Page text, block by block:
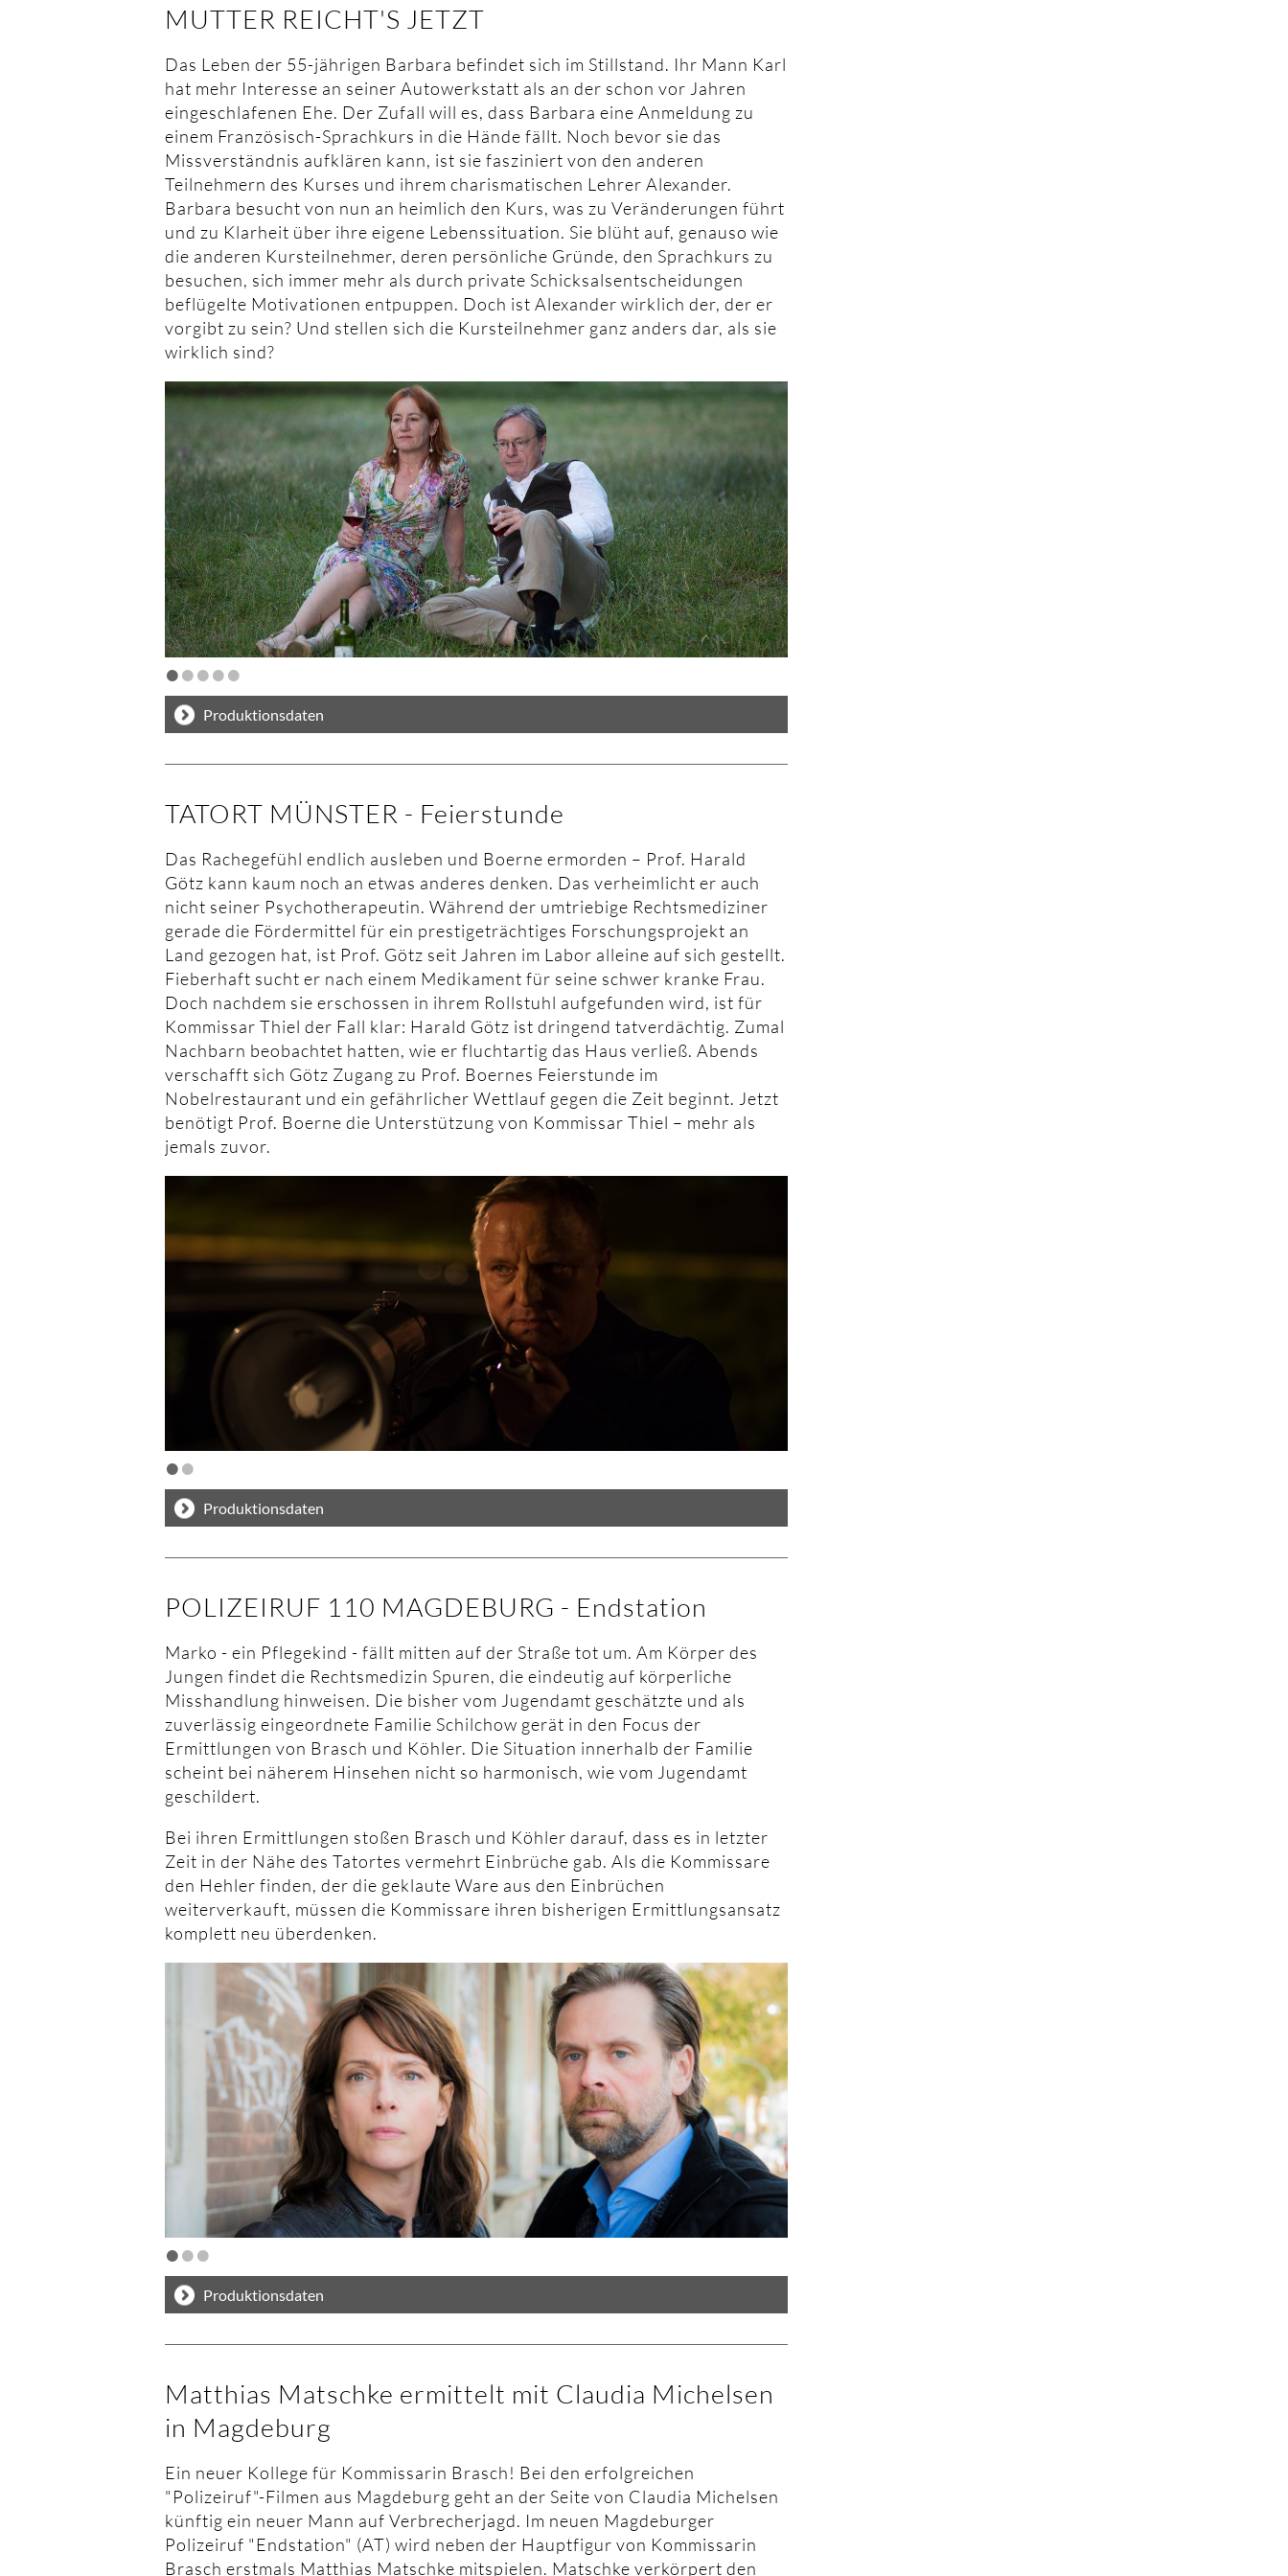
MUTTER REICHT'S JETZT
Das Leben der 55-jährigen Barbara befindet sich im Stillstand. Ihr Mann Karl
hat mehr Interesse an seiner Autowerkstatt als an der schon vor Jahren
eingeschlafenen Ehe. Der Zufall will es, dass Barbara eine Anmeldung zu
einem Französisch-Sprachkurs in die Hände fällt. Noch bevor sie das
Missverständnis aufklären kann, ist sie fasziniert von den anderen
Teilnehmern des Kurses und ihrem charismatischen Lehrer Alexander.
Barbara besucht von nun an heimlich den Kurs, was zu Veränderungen führt
und zu Klarheit über ihre eigene Lebenssituation. Sie blüht auf, genauso wie
die anderen Kursteilnehmer, deren persönliche Gründe, den Sprachkurs zu
besuchen, sich immer mehr als durch private Schicksalsentscheidungen
beflügelte Motivationen entpuppen. Doch ist Alexander wirklich der, der er
vorgibt zu sein? Und stellen sich die Kursteilnehmer ganz anders dar, als sie
wirklich sind?
•••••
Produktionsdaten
TATORT MÜNSTER - Feierstunde
Das Rachegefühl endlich ausleben und Boerne ermorden – Prof. Harald
Götz kann kaum noch an etwas anderes denken. Das verheimlicht er auch
nicht seiner Psychotherapeutin. Während der umtriebige Rechtsmediziner
gerade die Fördermittel für ein prestigeträchtiges Forschungsprojekt an
Land gezogen hat, ist Prof. Götz seit Jahren im Labor alleine auf sich gestellt.
Fieberhaft sucht er nach einem Medikament für seine schwer kranke Frau.
Doch nachdem sie erschossen in ihrem Rollstuhl aufgefunden wird, ist für
Kommissar Thiel der Fall klar: Harald Götz ist dringend tatverdächtig. Zumal
Nachbarn beobachtet hatten, wie er fluchtartig das Haus verließ. Abends
verschafft sich Götz Zugang zu Prof. Boernes Feierstunde im
Nobelrestaurant und ein gefährlicher Wettlauf gegen die Zeit beginnt. Jetzt
benötigt Prof. Boerne die Unterstützung von Kommissar Thiel – mehr als
jemals zuvor.
••
Produktionsdaten
POLIZEIRUF 110 MAGDEBURG - Endstation
Marko - ein Pflegekind - fällt mitten auf der Straße tot um. Am Körper des
Jungen findet die Rechtsmedizin Spuren, die eindeutig auf körperliche
Misshandlung hinweisen. Die bisher vom Jugendamt geschätzte und als
zuverlässig eingeordnete Familie Schilchow gerät in den Focus der
Ermittlungen von Brasch und Köhler. Die Situation innerhalb der Familie
scheint bei näherem Hinsehen nicht so harmonisch, wie vom Jugendamt
geschildert.
Bei ihren Ermittlungen stoßen Brasch und Köhler darauf, dass es in letzter
Zeit in der Nähe des Tatortes vermehrt Einbrüche gab. Als die Kommissare
den Hehler finden, der die geklaute Ware aus den Einbrüchen
weiterverkauft, müssen die Kommissare ihren bisherigen Ermittlungsansatz
komplett neu überdenken.
•••
Produktionsdaten
Matthias Matschke ermittelt mit Claudia Michelsen
in Magdeburg
Ein neuer Kollege für Kommissarin Brasch! Bei den erfolgreichen
"Polizeiruf"-Filmen aus Magdeburg geht an der Seite von Claudia Michelsen
künftig ein neuer Mann auf Verbrecherjagd. Im neuen Magdeburger
Polizeiruf "Endstation" (AT) wird neben der Hauptfigur von Kommissarin
Brasch erstmals Matthias Matschke mitspielen. Matschke verkörpert den